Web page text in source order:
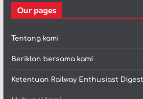
Our pages
Tentang kami
Beriklan bersama kami
Ketentuan Railway Enthusiast